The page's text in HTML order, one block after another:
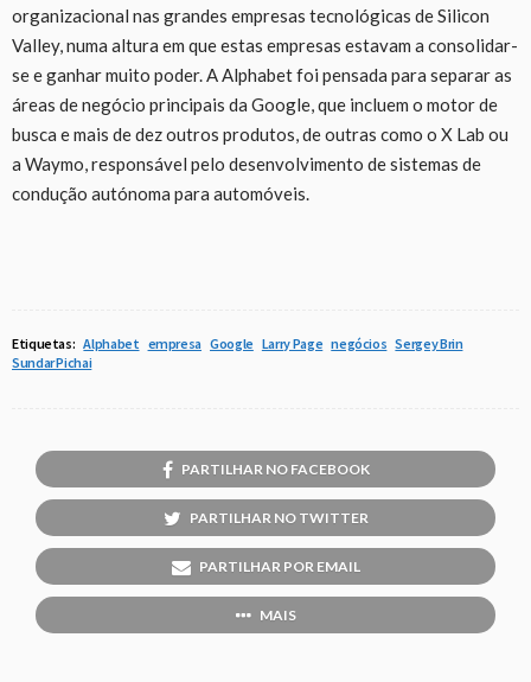
organizacional nas grandes empresas tecnológicas de Silicon
Valley, numa altura em que estas empresas estavam a consolidar-
se e ganhar muito poder. A Alphabet foi pensada para separar as
áreas de negócio principais da Google, que incluem o motor de
busca e mais de dez outros produtos, de outras como o X Lab ou
a Waymo, responsável pelo desenvolvimento de sistemas de
condução autónoma para automóveis.
Etiquetas: Alphabet empresa Google Larry Page negócios Sergey Brin
Sundar Pichai
PARTILHAR NO FACEBOOK
PARTILHAR NO TWITTER
PARTILHAR POR EMAIL
MAIS